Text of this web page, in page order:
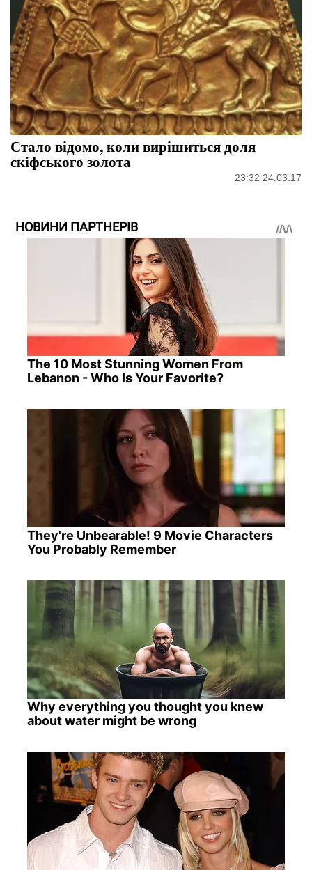
Стало відомо, коли вирішиться доля
скіфського золота
23:32 24.03.17
НОВИНИ ПАРТНЕРІВ
The 10 Most Stunning Women From
Lebanon - Who Is Your Favorite?
They're Unbearable! 9 Movie Characters
You Probably Remember
Why everything you thought you knew
about water might be wrong